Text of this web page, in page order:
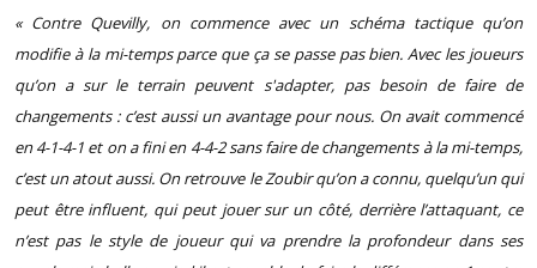
« Contre Quevilly, on commence avec un schéma tactique qu’on
modifie à la mi-temps parce que ça se passe pas bien. Avec les joueurs
qu’on a sur le terrain peuvent s'adapter, pas besoin de faire de
changements : c’est aussi un avantage pour nous. On avait commencé
en 4-1-4-1 et on a fini en 4-4-2 sans faire de changements à la mi-temps,
c’est un atout aussi. On retrouve le Zoubir qu’on a connu, quelqu’un qui
peut être influent, qui peut jouer sur un côté, derrière l’attaquant, ce
n’est pas le style de joueur qui va prendre la profondeur dans ses